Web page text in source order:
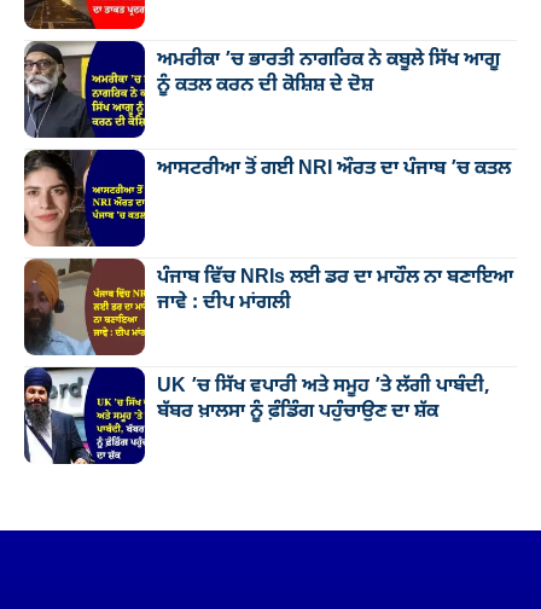
ਅਮਰੀਕਾ ’ਚ ਭਾਰਤੀ ਨਾਗਰਿਕ ਨੇ ਕਬੂਲੇ ਸਿੱਖ ਆਗੂ
ਨੂੰ ਕਤਲ ਕਰਨ ਦੀ ਕੋਸ਼ਿਸ਼ ਦੇ ਦੋਸ਼
ਆਸਟਰੀਆ ਤੋਂ ਗਈ NRI ਔਰਤ ਦਾ ਪੰਜਾਬ ’ਚ ਕਤਲ
ਪੰਜਾਬ ਵਿੱਚ NRIs ਲਈ ਡਰ ਦਾ ਮਾਹੌਲ ਨਾ ਬਣਾਇਆ
ਜਾਵੇ : ਦੀਪ ਮਾਂਗਲੀ
UK ’ਚ ਸਿੱਖ ਵਪਾਰੀ ਅਤੇ ਸਮੂਹ ’ਤੇ ਲੱਗੀ ਪਾਬੰਦੀ,
ਬੱਬਰ ਖ਼ਾਲਸਾ ਨੂੰ ਫ਼ੰਡਿੰਗ ਪਹੁੰਚਾਉਣ ਦਾ ਸ਼ੱਕ